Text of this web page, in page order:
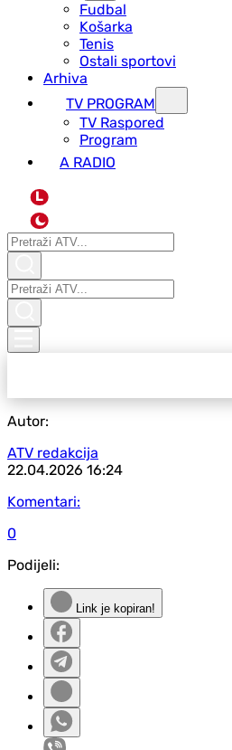
Fudbal
Košarka
Tenis
Ostali sportovi
Arhiva
TV PROGRAM
ТV Raspored
Program
A RADIO
L
Autor:
ATV redakcija
22.04.2026 16:24
Komentari:
0
Podijeli:
Link je kopiran!